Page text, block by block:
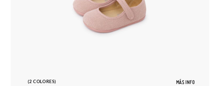
(2 COLORES) MÁS INFO